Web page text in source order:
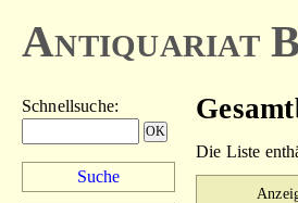
Antiquariat
Schnellsuche:
Suche
Die Liste